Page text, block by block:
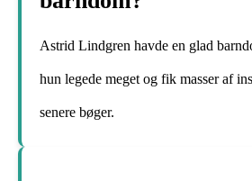
Astrid Lindgren havde en glad
hun legede meget og fik masser af
senere bøger.